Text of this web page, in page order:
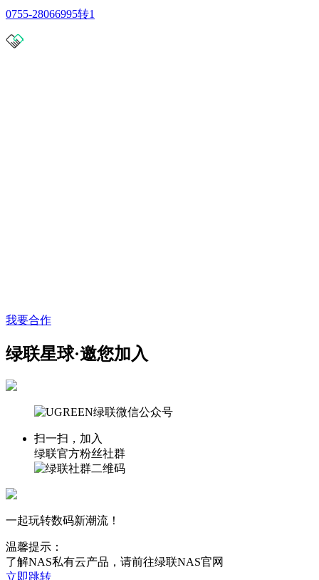
0755-28066995转1
我要合作
绿联星球·邀您加入
扫一扫，加入
绿联官方粉丝社群
一起玩转数码新潮流！
温馨提示：
了解NAS私有云产品，请前往绿联NAS官网
立即跳转